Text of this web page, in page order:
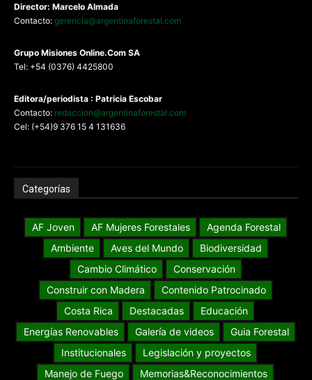
Director: Marcelo Almada
Contacto: gerencia@argentinaforestal.com
Grupo Misiones Online.Com SA
Tel: +54 (0376) 4425800
Editora/periodista : Patricia Escobar
Contacto: redaccion@argentinaforestal.com
Cel: (+54)9 376 15 4 131636
Categorías
AF Joven AF Mujeres Forestales
Agenda Forestal
Ambiente
Aves del Mundo
Biodiversidad
Cambio Climático
Conservación
Construir con Madera
Contenido Patrocinado
Costa Rica
Destacadas
Educación
Energías Renovables
Galería de videos
Guia Forestal
Institucionales
Legislación y proyectos
Manejo de Fuego
Memorias&Reconocimientos